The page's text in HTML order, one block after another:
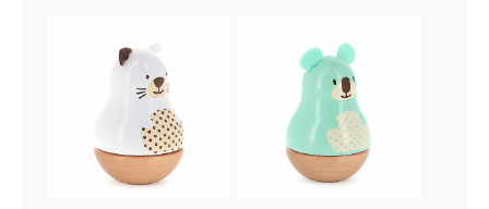
paisiblement grâce à sa
douce mélodie